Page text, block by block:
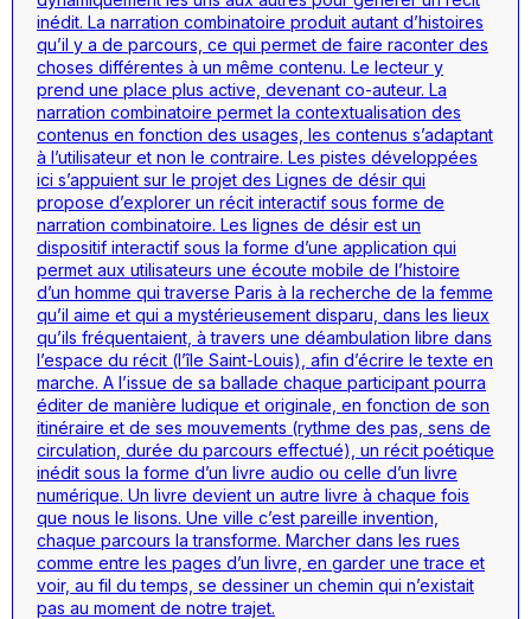
inédit. La narration combinatoire produit autant d’histoires
qu’il y a de parcours, ce qui permet de faire raconter des
choses différentes à un même contenu. Le lecteur y
prend une place plus active, devenant co-auteur. La
narration combinatoire permet la contextualisation des
contenus en fonction des usages, les contenus s’adaptant
à l’utilisateur et non le contraire. Les pistes développées
ici s’appuient sur le projet des Lignes de désir qui
propose d’explorer un récit interactif sous forme de
narration combinatoire. Les lignes de désir est un
dispositif interactif sous la forme d’une application qui
permet aux utilisateurs une écoute mobile de l’histoire
d’un homme qui traverse Paris à la recherche de la femme
qu’il aime et qui a mystérieusement disparu, dans les lieux
qu’ils fréquentaient, à travers une déambulation libre dans
l’espace du récit (l’île Saint-Louis), afin d’écrire le texte en
marche. A l’issue de sa ballade chaque participant pourra
éditer de manière ludique et originale, en fonction de son
itinéraire et de ses mouvements (rythme des pas, sens de
circulation, durée du parcours effectué), un récit poétique
inédit sous la forme d’un livre audio ou celle d’un livre
numérique. Un livre devient un autre livre à chaque fois
que nous le lisons. Une ville c’est pareille invention,
chaque parcours la transforme. Marcher dans les rues
comme entre les pages d’un livre, en garder une trace et
voir, au fil du temps, se dessiner un chemin qui n’existait
pas au moment de notre trajet.